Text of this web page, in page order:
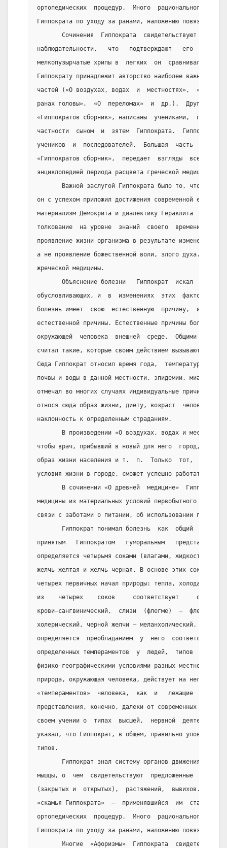
ортопедических  процедур.  Много  рационального
Гиппократа по уходу за ранами, наложению повязок и
Сочинения  Гиппократа  свидетельствуют  о
наблюдательности,   что   подтверждают   его
мелкопузырчатые хрипы в  легких  он  сравнивал  с
Гиппократу принадлежит авторство наиболее важных в
частей («О воздухах, водах  и  местностях»,
ранах головы»,  «О  переломах»  и  др.).  Другие
«Гиппократов сборник», написаны  учениками,
частности  сыном  и  зятем  Гиппократа.  Гиппократ
учеников  и  последователей.  Большая  часть
«Гиппократов сборник»,  передает  взгляды  всей
энциклопедией периода расцвета греческой медицины
Важной заслугой Гиппократа было то, что к
он с успехом приложил достижения современной ему
материализм Демокрита и диалектику Гераклита  и  дал
толкование  на уровне  знаний  своего  времени.  Для
проявление жизни организма в результате изменения
а не проявление божественной воли, злого духа. Этим
жреческой медицины.
Объяснение болезни   Гиппократ  искал  в
обусловливающих, и  в  изменениях  этих  факторов.
болезнь имеет  свою  естественную  причину,  и
естественной причины. Естественные причины болезни
окружающей  человека  внешней  среде.  Общими
считал такие, которые своим действием вызывают
Сюда Гиппократ относил время года,  температуру
почвы и воды в данной местности, эпидемии, миазмы.
отмечал во многих случаях индивидуальные причины
относя сюда образ жизни, диету, возраст  человека,
наклонность к определенным страданиям.
В произведении «О воздухах, водах и
чтобы врач, прибывший в новый для него  город,
образ жизни населения и т.  п.  Только  тот,  кто
условия жизни в городе, сможет успешно работать в
В сочинении «О древней  медицине»  Гиппократ
медицины из материальных условий первобытного
связи с заботами о питании, об использовании
Гиппократ понимал болезнь  как  общий
принятым   Гиппократом   гуморальным
определяется четырьмя соками (влагами,
желчь желтая и желчь черная. В основе этих соков
четырех первичных начал природы: тепла, холода,
из    четырех    соков     соответствует
крови—сангвинический,  слизи  (флегме)  —
холерический, черной желчи — меланхолический.
определяется  преобладанием  у  него
определенных темпераментов  у  людей,  типов  людей,
физико-географическими условиями разных местностей
природа, окружающая человека, действует на него.
«темпераментов»  человека,  как  и   лежащие   в   ее
представления, конечно, далеки от современных
своем учении о  типах  высшей,  нервной
указал, что Гиппократ, в общем, правильно уловил
типов.
Гиппократ знал систему органов движения  —
мышцы, о  чем  свидетельствуют  предложенные  им
(закрытых и  открытых),  растяжений,  вывихов.  Об
«скамья Гиппократа»  —  применявшийся  им  станок
ортопедических  процедур.  Много  рационального
Гиппократа по уходу за ранами, наложению повязок и
Многие  «Афоризмы»  Гиппократа